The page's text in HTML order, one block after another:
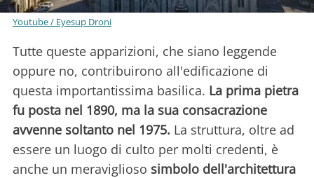
Youtube / Eyesup Droni
Tutte queste apparizioni, che siano leggende
oppure no, contribuirono all'edificazione di
questa importantissima basilica. La prima pietra
fu posta nel 1890, ma la sua consacrazione
avvenne soltanto nel 1975. La struttura, oltre ad
essere un luogo di culto per molti credenti, è
anche un meraviglioso simbolo dell'architettura